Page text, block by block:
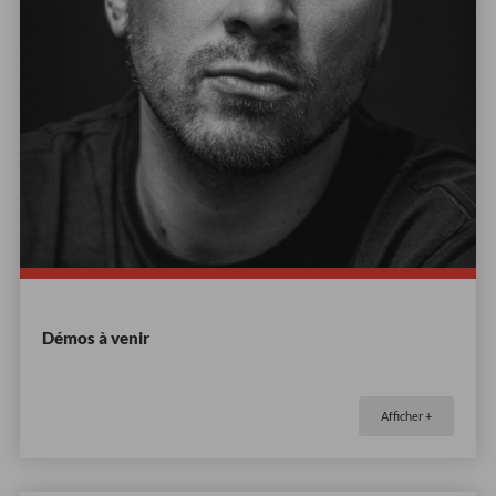
Démos à venir
Afficher +